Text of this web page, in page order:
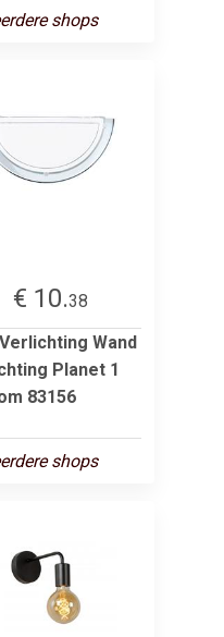
shops
€ 10.38
Wand
Planet 1
83156
shops